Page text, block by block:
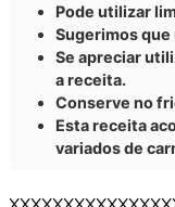
Pode utilizar
Sugerimos
Se apreciar
a receita.
Conserve no
Esta receita
variados de